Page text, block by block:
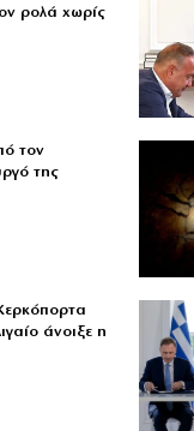
ρολά χωρίς
τον
της
άνοιξε η